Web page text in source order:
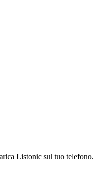
Listonic sul tuo telefono.